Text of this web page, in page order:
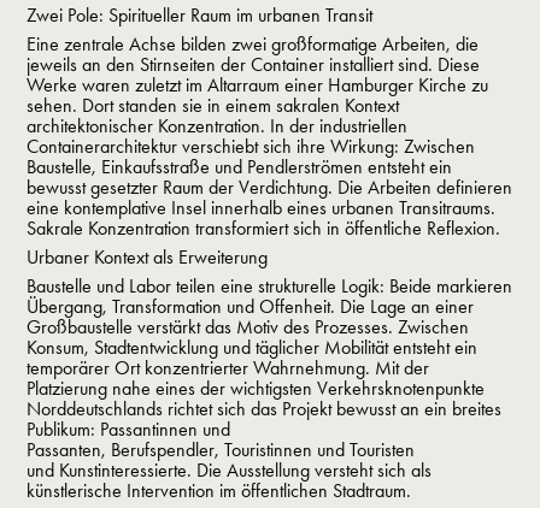
Zwei Pole: Spiritueller Raum im urbanen Transit
Eine zentrale Achse bilden zwei großformatige Arbeiten, die
jeweils an den Stirnseiten der Container installiert sind. Diese
Werke waren zuletzt im Altarraum einer Hamburger Kirche zu
sehen. Dort standen sie in einem sakralen Kontext
architektonischer Konzentration. In der industriellen
Containerarchitektur verschiebt sich ihre Wirkung: Zwischen
Baustelle, Einkaufsstraße und Pendlerströmen entsteht ein
bewusst gesetzter Raum der Verdichtung. Die Arbeiten definieren
eine kontemplative Insel innerhalb eines urbanen Transitraums.
Sakrale Konzentration transformiert sich in öffentliche Reflexion.
Urbaner Kontext als Erweiterung
Baustelle und Labor teilen eine strukturelle Logik: Beide markieren
Übergang, Transformation und Offenheit. Die Lage an einer
Großbaustelle verstärkt das Motiv des Prozesses. Zwischen
Konsum, Stadtentwicklung und täglicher Mobilität entsteht ein
temporärer Ort konzentrierter Wahrnehmung. Mit der
Platzierung nahe eines der wichtigsten Verkehrsknotenpunkte
Norddeutschlands richtet sich das Projekt bewusst an ein breites
Publikum: Passantinnen und
Passanten, Berufspendler, Touristinnen und Touristen
und Kunstinteressierte. Die Ausstellung versteht sich als
künstlerische Intervention im öffentlichen Stadtraum.